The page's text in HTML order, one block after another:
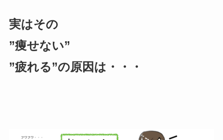
実はその
”痩せない”
”疲れる”の原因は・・・